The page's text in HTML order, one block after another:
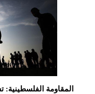
المقاومة الفلسطينية: